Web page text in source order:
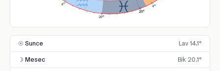
4°
4°
29°
25°
☉ Sunce Lav 14.1°
☽ Mesec Bik 20.1°